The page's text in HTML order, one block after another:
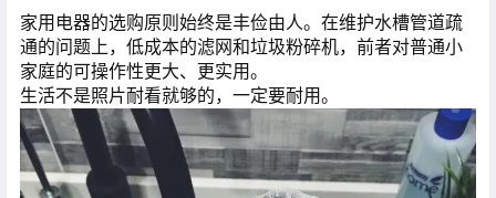
家用电器的选购原则始终是丰俭由人。在维护水槽管道疏
通的问题上，低成本的滤网和垃圾粉碎机，前者对普通小
家庭的可操作性更大、更实用。
生活不是照片耐看就够的，一定要耐用。